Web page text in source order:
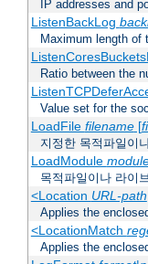
IP addresses and
ListenBackLog
Maximum length of
Ratio between the
Value set for the
LoadFile filename[
지정한 목적파일이
LoadModule
목적파일이나 라이
<Location URL-path
Applies the
<LocationMatch
Applies the